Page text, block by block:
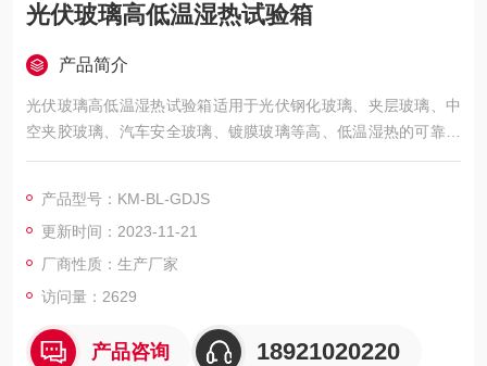
光伏玻璃高低温湿热试验箱
产品简介
光伏玻璃高低温湿热试验箱适用于光伏钢化玻璃、夹层玻璃、中
空夹胶玻璃、汽车安全玻璃、镀膜玻璃等高、低温湿热的可靠性
试验。对电子电工、太阳能光伏、LED光电、玻璃产品、汽车摩
部件及材料在高温、低温、湿热循环变化及恒定试验的温湿度环
境变化后的参数及性能,检验其各项指标。
产品型号：KM-BL-GDJS
更新时间：2023-11-21
厂商性质：生产厂家
访问量：2629
产品咨询 18921020220